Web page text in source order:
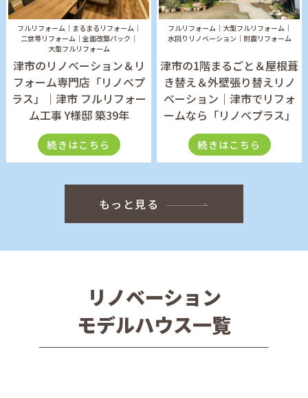
フルリフォーム
まるまるリフォーム
二世帯リフォーム
全面改築パック
大型フルリフォーム
津市のリノベーション＆リ
フォーム専門店「リノベプ
ラス」｜津市 フルリフォー
ム工事 Y様邸 築39年
続きはこちら
フルリフォーム
大型フルリフォーム
水回りリノベーション
耐震リフォーム
津市の1階まるごと＆屋根葺
き替え＆外壁張り替えリノ
ベーション｜津市でリフォ
ームなら「リノベプラス」
続きはこちら
もっと見る
リノベーション
モデルハウス一覧